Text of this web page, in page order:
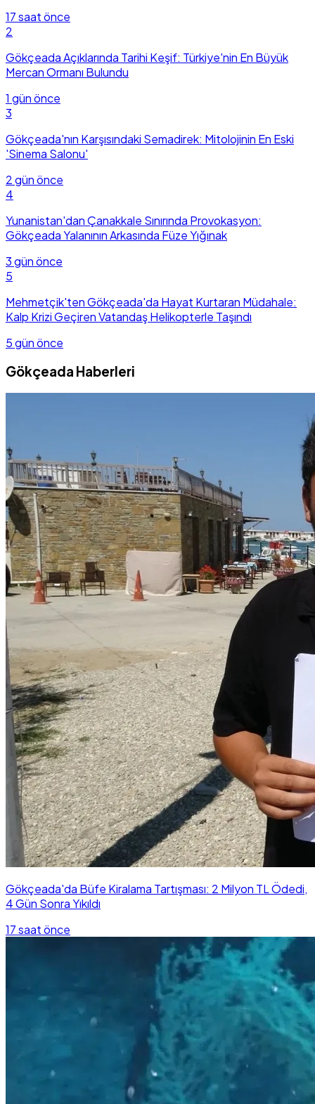
17 saat önce
2
Gökçeada Açıklarında Tarihi Keşif: Türkiye'nin En Büyük
Mercan Ormanı Bulundu
1 gün önce
3
Gökçeada'nın Karşısındaki Semadirek: Mitolojinin En Eski
'Sinema Salonu'
2 gün önce
4
Yunanistan'dan Çanakkale Sınırında Provokasyon:
Gökçeada Yalanının Arkasında Füze Yığınak
3 gün önce
5
Mehmetçik'ten Gökçeada'da Hayat Kurtaran Müdahale:
Kalp Krizi Geçiren Vatandaş Helikopterle Taşındı
5 gün önce
Gökçeada Haberleri
Gökçeada'da Büfe Kiralama Tartışması: 2 Milyon TL Ödedi,
4 Gün Sonra Yıkıldı
17 saat önce